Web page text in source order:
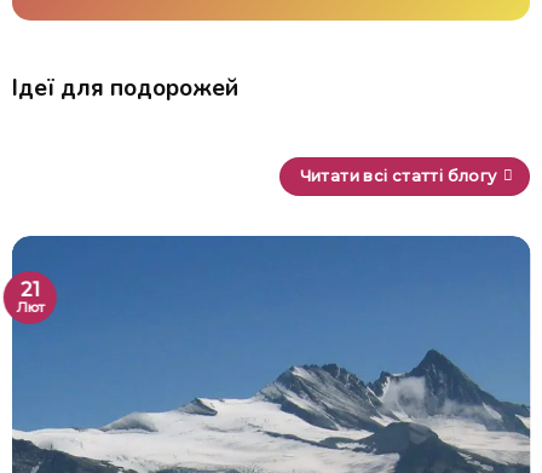
Ідеї для подорожей
Читати всі статті блогу
21
Лют